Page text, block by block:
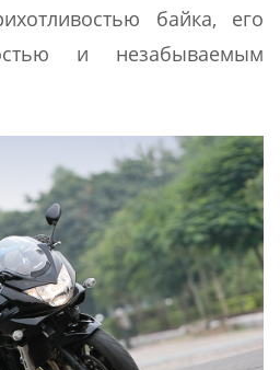
байка, его
и незабываемым